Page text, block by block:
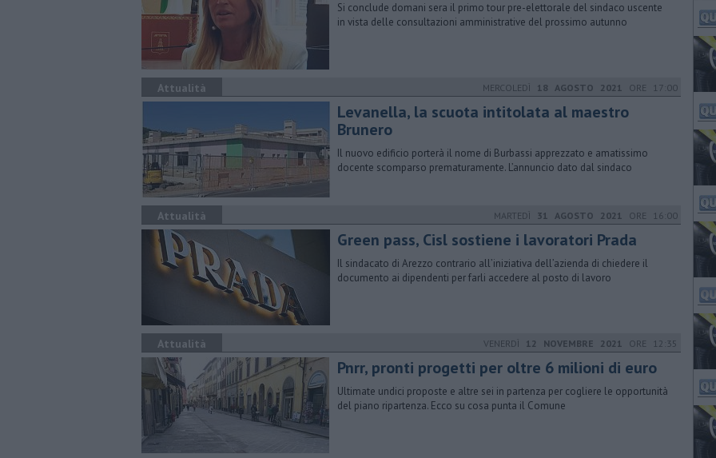
Si conclude domani sera il primo tour pre-elettorale del sindaco uscente
in vista delle consultazioni amministrative del prossimo autunno
Attualità MERCOLEDÌ 18 AGOSTO 2021 ORE 17:00
Levanella, la scuota intitolata al maestro
Brunero
Il nuovo edificio porterà il nome di Burbassi apprezzato e amatissimo
docente scomparso prematuramente. L’annuncio dato dal sindaco
Attualità MARTEDÌ 31 AGOSTO 2021 ORE 16:00
Green pass, Cisl sostiene i lavoratori Prada
Il sindacato di Arezzo contrario all’iniziativa dell’azienda di chiedere il
documento ai dipendenti per farli accedere al posto di lavoro
Attualità VENERDÌ 12 NOVEMBRE 2021 ORE 12:35
Pnrr, pronti progetti per oltre 6 milioni di euro
Ultimate undici proposte e altre sei in partenza per cogliere le opportunità
del piano ripartenza. Ecco su cosa punta il Comune